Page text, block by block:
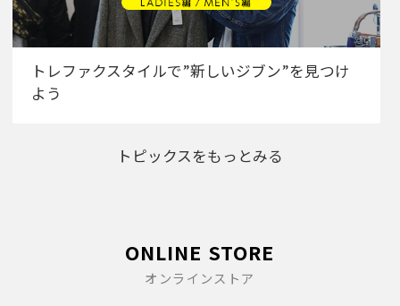
トレファクスタイルで”新しいジブン”を見つけ
よう
トピックスをもっとみる
ONLINE STORE
オンラインストア